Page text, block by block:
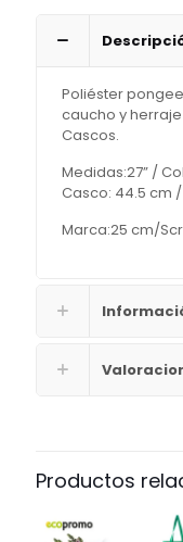
Poliéster
caucho y
Cascos.
Medidas:27” /
Casco: 44.5 cm
Marca:25 cm/
Productos